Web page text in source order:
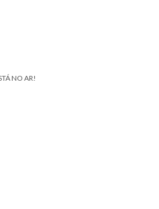
NO AR!